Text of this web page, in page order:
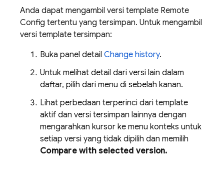
Anda dapat mengambil versi template Remote
Config tertentu yang tersimpan. Untuk mengambil
versi template tersimpan:
Buka panel detail Change history.
Untuk melihat detail dari versi lain dalam
daftar, pilih dari menu di sebelah kanan.
Lihat perbedaan terperinci dari template
aktif dan versi tersimpan lainnya dengan
mengarahkan kursor ke menu konteks untuk
setiap versi yang tidak dipilih dan memilih
Compare with selected version.